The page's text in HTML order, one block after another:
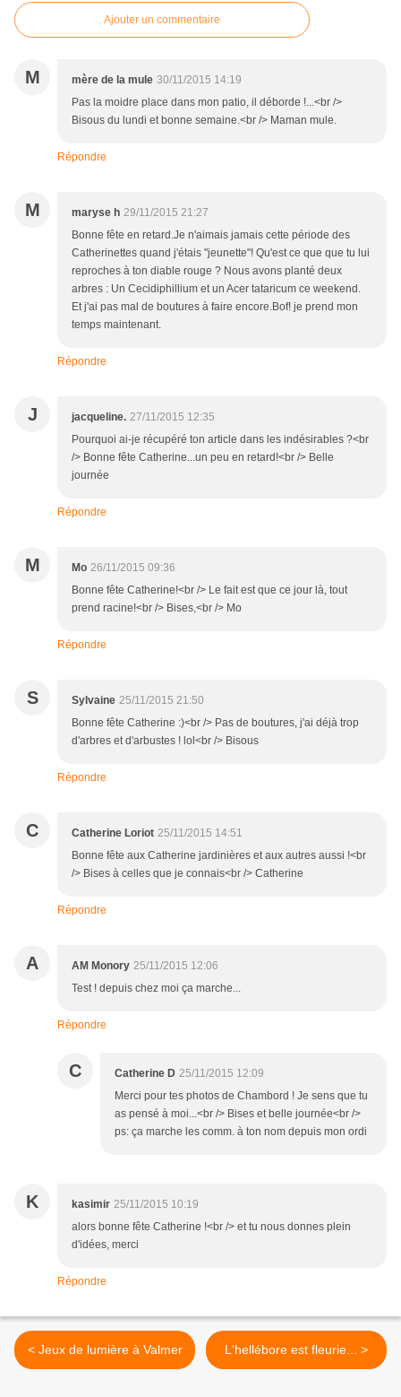
Ajouter un commentaire
M mère de la mule 30/11/2015 14:19
Pas la moidre place dans mon patio, il déborde !...<br />
Bisous du lundi et bonne semaine.<br /> Maman mule.
Répondre
M maryse h 29/11/2015 21:27
Bonne fête en retard.Je n'aimais jamais cette période des
Catherinettes quand j'étais "jeunette"! Qu'est ce que que tu lui
reproches à ton diable rouge ? Nous avons planté deux
arbres : Un Cecidiphillium et un Acer tataricum ce weekend.
Et j'ai pas mal de boutures à faire encore.Bof! je prend mon
temps maintenant.
Répondre
J jacqueline. 27/11/2015 12:35
Pourquoi ai-je récupéré ton article dans les indésirables ?<br
/> Bonne fête Catherine...un peu en retard!<br /> Belle
journée
Répondre
M Mo 26/11/2015 09:36
Bonne fête Catherine!<br /> Le fait est que ce jour là, tout
prend racine!<br /> Bises,<br /> Mo
Répondre
S Sylvaine 25/11/2015 21:50
Bonne fête Catherine :)<br /> Pas de boutures, j'ai déjà trop
d'arbres et d'arbustes ! lol<br /> Bisous
Répondre
C Catherine Loriot 25/11/2015 14:51
Bonne fête aux Catherine jardinières et aux autres aussi !<br
/> Bises à celles que je connais<br /> Catherine
Répondre
A AM Monory 25/11/2015 12:06
Test ! depuis chez moi ça marche...
Répondre
C Catherine D 25/11/2015 12:09
Merci pour tes photos de Chambord ! Je sens que tu
as pensé à moi...<br /> Bises et belle journée<br />
ps: ça marche les comm. à ton nom depuis mon ordi
K kasimir 25/11/2015 10:19
alors bonne fête Catherine !<br /> et tu nous donnes plein
d'idées, merci
Répondre
< Jeux de lumière à Valmer L'hellébore est fleurie... >